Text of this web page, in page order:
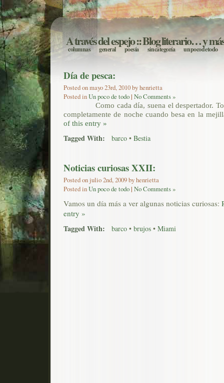
A través del espejo:: Blog literario… y
columnas general poesía sin categoría un poco de todo
Día de pesca:
Posted on mayo 23rd, 2010 by henrietta
Posted inUn poco de todo| No Comments »
Como cada día, suena el despertador.
completamente de noche cuando besa en la
of this entry »
Tagged With: barco • Bestia
Noticias curiosas XXII:
Posted on julio 2nd, 2009 by henrietta
Posted inUn poco de todo| No Comments »
Vamos un día más a ver algunas noticias curiosas:
entry »
Tagged With: barco • brujos • Miami